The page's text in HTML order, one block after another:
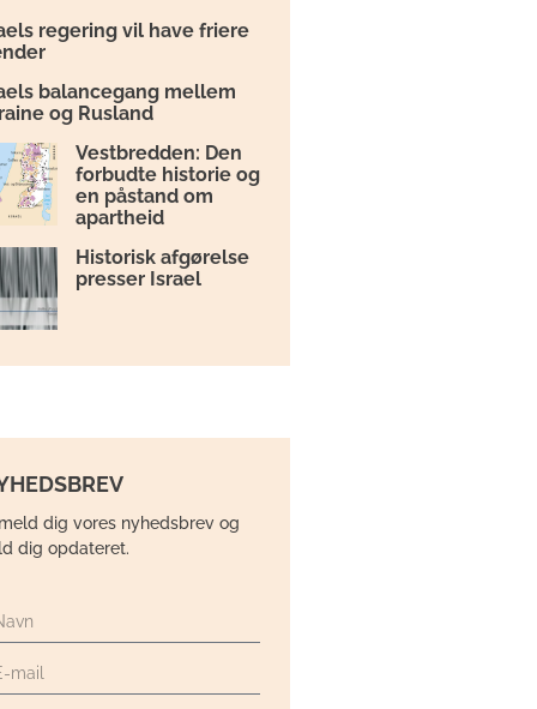
regering vil have friere
balancegang mellem
og Rusland
Vestbredden: Den
forbudte historie og
en påstand om
apartheid
Historisk afgørelse
presser Israel
dig vores nyhedsbrev og
dig opdateret.